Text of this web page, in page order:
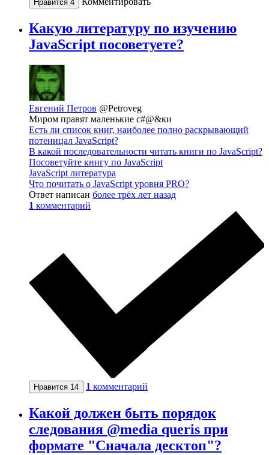
Нравится 4
Какую литературу по изучению
JavaScript посоветуете?
Евгений Петров @Petroveg
Миром правят маленькие с#@&ки
Есть ли список книг, наиболее полно раскрывающий
потеницал JavaScript?
В какой последовательности читать книги по JavaScript?
Посоветуйте книгу по JavaScript
JavaScript литература
Что почитать о JavaScript уровня PRO?
Ответ написан более трёх лет назад
1 комментарий
Нравится 14 1 комментарий
Какой должен быть порядок
следования @media queris при
формате "Сначала десктоп"?